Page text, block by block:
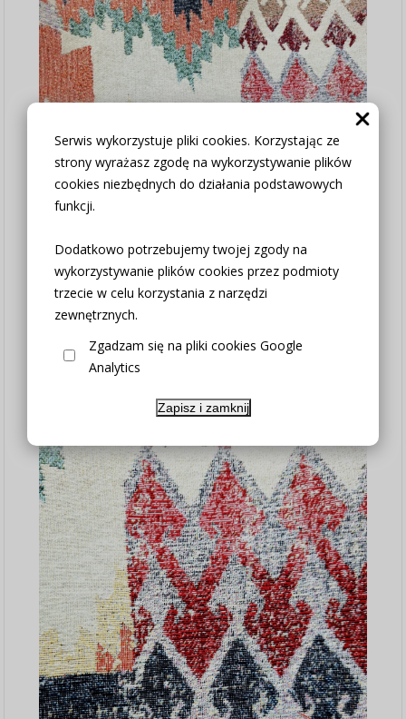
Serwis wykorzystuje pliki cookies. Korzystając ze
strony wyrażasz zgodę na wykorzystywanie plików
cookies niezbędnych do działania podstawowych
funkcji.
Dodatkowo potrzebujemy twojej zgody na
wykorzystywanie plików cookies przez podmioty
trzecie w celu korzystania z narzędzi
zewnętrznych.
Zgadzam się na pliki cookies Google
Analytics
Zapisz i zamknij